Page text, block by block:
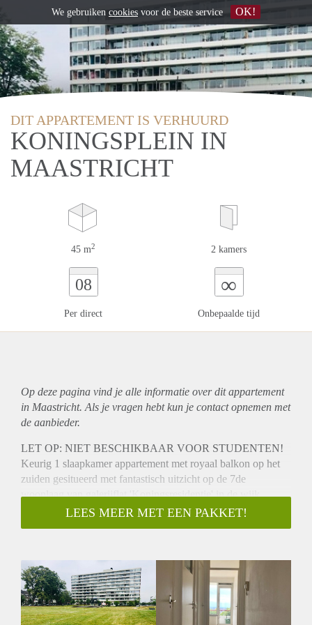
DIT APPARTEMENT IS VERHUURD
KONINGSPLEIN IN
MAASTRICHT
45 m2 2 kamers
08
Per direct
∞
Onbepaalde tijd
Op deze pagina vind je alle informatie over ditappartement
in Maastricht. Als je vragen hebt kun je contact opnemen met
de aanbieder.
LET OP: NIET BESCHIKBAAR VOOR STUDENTEN!
Keurig 1 slaapkamer appartement met royaal balkon op het
zuiden gesitueerd met fantastisch uitzicht op de 7de
woonlaag van galerijflat 'Koningsresidentie' in de wijk
Wyckerpoort aan de 'Groene Loper' in Maastricht.
Het charmante stadsdeel Wyck, de autosnelweg A2, het NS-
Indeling;
Souterrain:
- Gemeenschappelijke fietsenstalling
Begane grond:
LEES MEER MET EEN PAKKET!
We gebruiken cookies voor de beste service OK!